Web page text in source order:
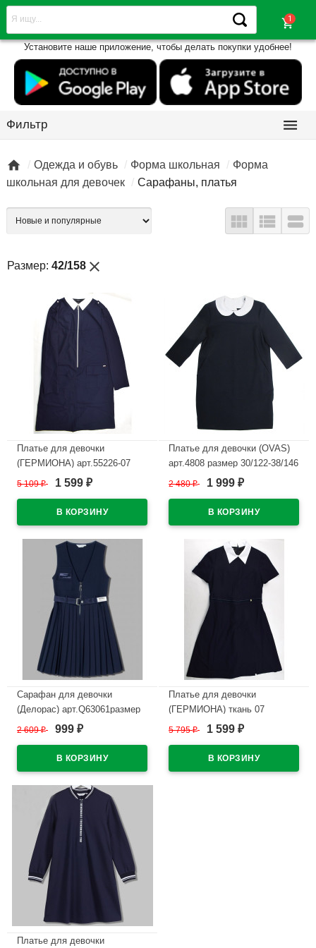
shopping_cart
Установите наше приложение, чтобы делать покупки удобнее!
Фильтр 
 Одежда и обувь Форма школьная
Форма
школьная для девочек
Сарафаны, платья
  
Размер: 42/158 close
Платье для девочки
(ГЕРМИОНА) арт.55226-07
размер 34/134-46/170 цвет
5 109₽ 1 599 ₽
Платье для девочки (OVAS)
арт.4808 размер 30/122-38/146
цвет синий
2 480₽ 1 999 ₽
Сарафан для девочки
(Делорас) арт.Q63061размер
34/134-44/164 цвет синий
2 609₽ 999 ₽
Платье для девочки
(ГЕРМИОНА) ткань 07
арт.55253-07 размер 36/146-
5 795₽ 1 599 ₽
Платье для девочки